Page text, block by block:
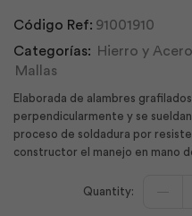
Código Ref: 91001910
Categorías:
Hierro y Acero
Mallas
Elaborada de alambres
perpendicularmente y se
proceso de soldadura por
constructor el manejo en mano